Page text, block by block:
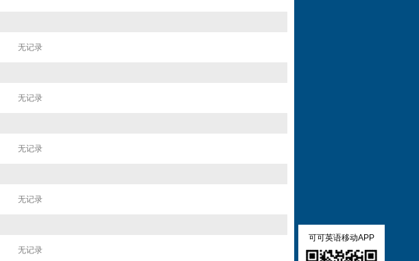
无记录
无记录
无记录
无记录
无记录
可可英语移动APP